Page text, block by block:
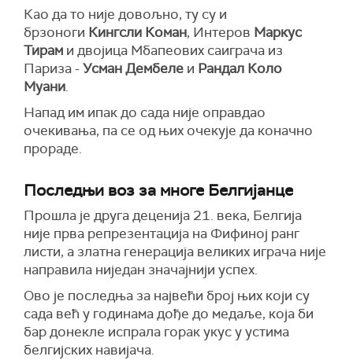
Као да то није довољно, ту су и
брзоноги Кингсли Коман, Интеров Маркус
Тирам и двојица Мбапеових саиграча из
Париза -Усман Дембеле и Рандал Коло
Муани.
Напад им ипак до сада није оправдао
очекивања, па се од њих очекује да коначно
прораде.
Последњи воз за многе Белгијанце
Прошла је друга деценија 21. века, Белгија
није прва репрезентација на Фифиној ранг
листи, а златна генерација великих играча није
направила ниједан значајнији успех.
Ово је последња за највећи број њих који су
сада већ у годинама дође до медаље, која би
бар донекле испрала горак укус у устима
белгијских навијача.